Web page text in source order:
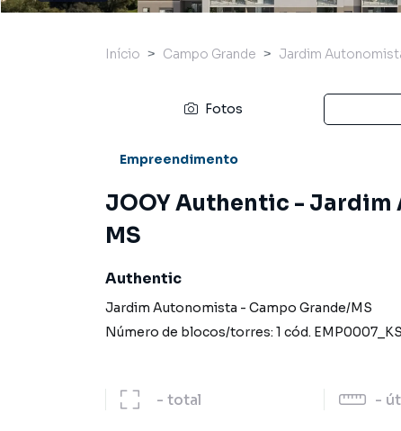
Início Campo Grande Jardim
Fotos
Empreendimento
JOOY Authentic -
MS
Authentic
Jardim Autonomista - Campo Grande/MS
Número de blocos/torres: 1 cód.
- total -